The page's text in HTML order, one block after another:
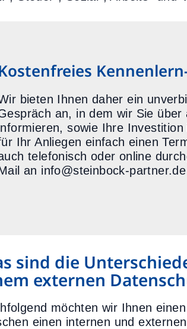
bieten Ihnen daher ein
an, in dem wir Sie
sowie Ihre
Ihr Anliegen einfach einen
telefonisch oder online
an info@steinbock-
sind die
externen
möchten wir Ihnen
einen internen und